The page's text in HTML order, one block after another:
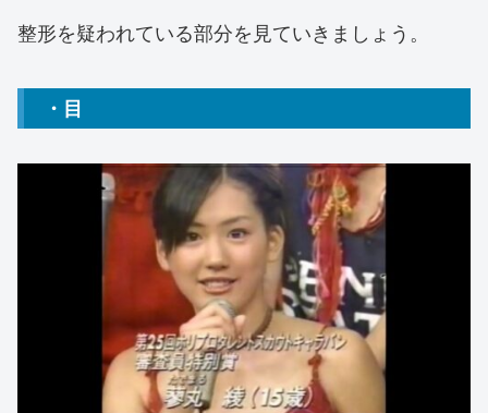
整形を疑われている部分を見ていきましょう。
・目